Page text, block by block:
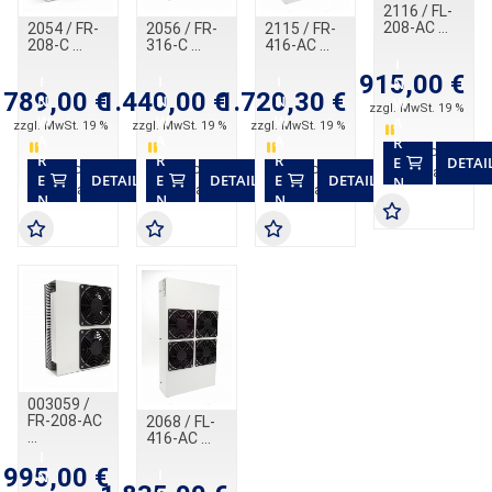
2054 / FR-
208-C
789,00 €
zzgl. MwSt. 19 %
In 3 Wochen
verfügbar
N
W
A
R
E
N
K
O
B
DETAILS
2056 / FR-
316-C
1.440,00 €
zzgl. MwSt. 19 %
In 3 Wochen
verfügbar
N
W
A
R
E
N
K
O
B
DETAILS
2115 / FR-
416-AC
1.720,30 €
zzgl. MwSt. 19 %
In 4 Wochen
verfügbar
N
W
A
R
E
N
K
O
DETAILS
2116 / FL-
208-AC
915,00 €
zzgl. MwSt. 19 %
In 3 Wochen
verfügbar
N
W
A
R
E
N
K
O
003059 /
FR-208-AC
995,00 €
N
2068 / FL-
416-AC